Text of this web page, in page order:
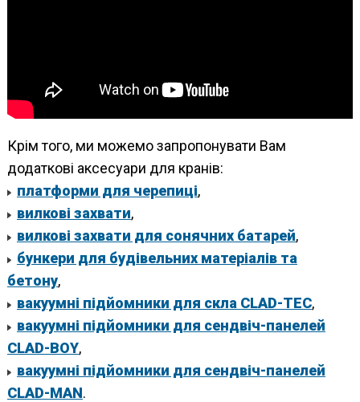
Крім того, ми можемо запропонувати Вам
додаткові аксесуари для кранів:
платформи для черепиці,
вилкові захвати,
вилкові захвати для сонячних батарей,
бункери для будівельних матеріалів та
бетону,
вакуумні підйомники для cкла CLAD-TEC,
вакуумні підйомники для сендвіч-панелей
CLAD-BOY,
вакуумні підйомники для сендвіч-панелей
CLAD-MAN.